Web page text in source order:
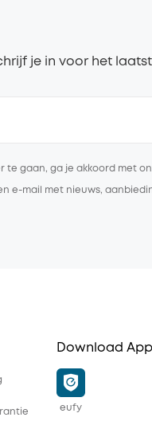
je in voor het
te gaan, ga je akkoord met
e-mail met nieuws,
Download App
eufy